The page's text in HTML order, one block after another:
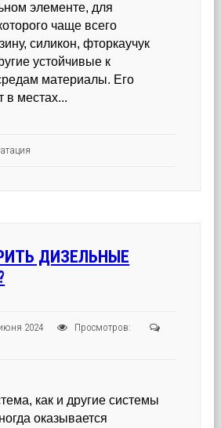
элементе, для
чаще всего
силикон, фторкаучук
устойчивые к
материалы. Его
в местах...
ДИЗЕЛЬНЫЕ
июня 2024
Просмотров:
как и другие системы
оказывается